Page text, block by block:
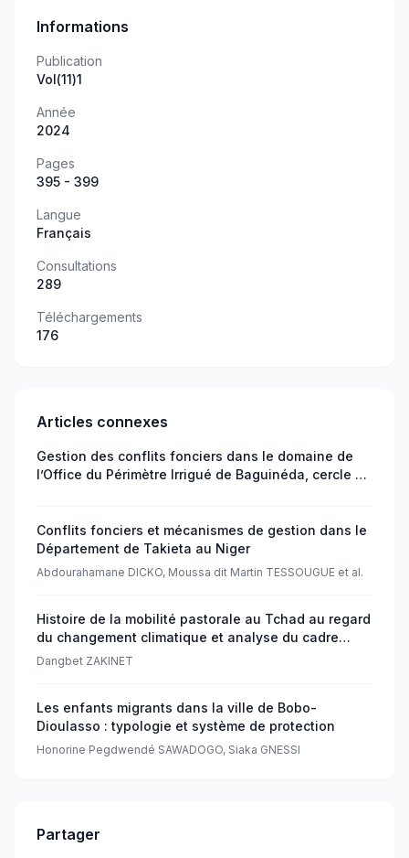
Informations
Publication
Vol(11)1
Année
2024
Pages
395 - 399
Langue
Français
Consultations
289
Téléchargements
176
Articles connexes
Gestion des conflits fonciers dans le domaine de
l’Office du Périmètre Irrigué de Baguinéda, cercle de
Conflits fonciers et mécanismes de gestion dans le
Département de Takieta au Niger
Abdourahamane DICKO, Moussa dit Martin TESSOUGUE et al.
Histoire de la mobilité pastorale au Tchad au regard
du changement climatique et analyse du cadre
juridique depuis la loi de 1959
Dangbet ZAKINET
Les enfants migrants dans la ville de Bobo-
Dioulasso : typologie et système de protection
Honorine Pegdwendé SAWADOGO, Siaka GNESSI
Partager